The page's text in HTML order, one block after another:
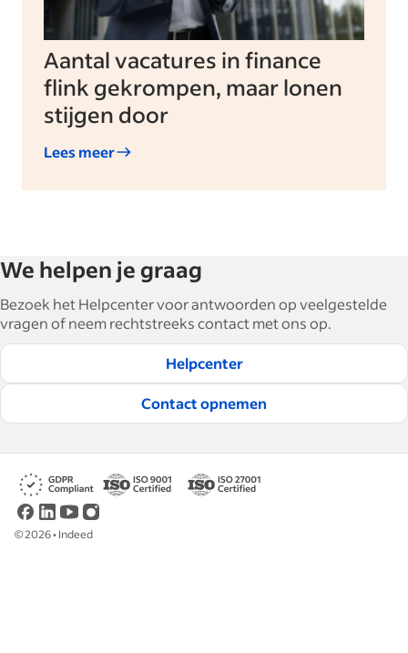
Aantal vacatures in finance
flink gekrompen, maar lonen
stijgen door
Lees meer
We helpen je graag
Bezoek het Helpcenter voor antwoorden op veelgestelde
vragen of neem rechtstreeks contact met ons op.
Helpcenter
Contact opnemen
©2026• Indeed